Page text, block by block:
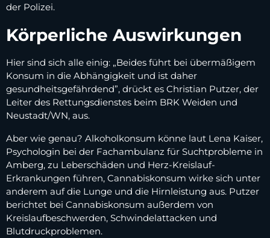
der Polizei.
Körperliche Auswirkungen
Hier sind sich alle einig: „Beides führt bei übermäßigem
Konsum in die Abhängigkeit und ist daher
gesundheitsgefährdend”, drückt es Christian Putzer, der
Leiter des Rettungsdienstes beim BRK Weiden und
Neustadt/WN, aus.
Aber wie genau? Alkoholkonsum könne laut Lena Kaiser,
Psychologin bei der Fachambulanz für Suchtprobleme in
Amberg, zu Leberschäden und Herz-Kreislauf-
Erkrankungen führen, Cannabiskonsum wirke sich unter
anderem auf die Lunge und die Hirnleistung aus. Putzer
berichtet bei Cannabiskonsum außerdem von
Kreislaufbeschwerden, Schwindelattacken und
Blutdruckproblemen.